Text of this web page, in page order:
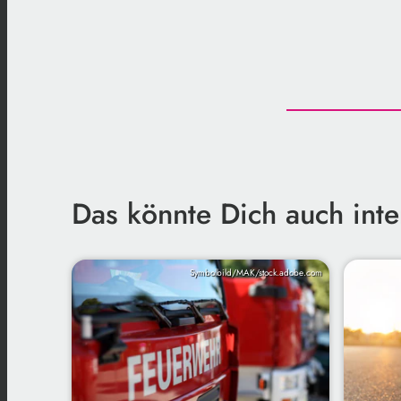
Das könnte Dich auch
Symbolbild/MAK/stock.adobe.com